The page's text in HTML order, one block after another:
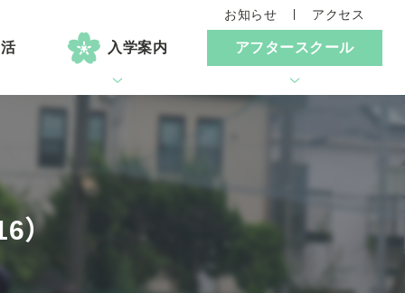
入学案内 アフタースクール
お知らせ アクセス
）